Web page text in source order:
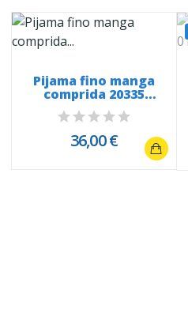
Pijama fino manga
comprida 20335
Snoopy White...
36,00 €